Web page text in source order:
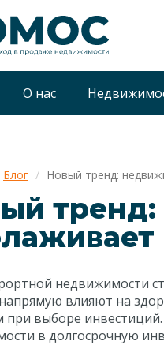
О нас
Блог Новый тренд:
тренд:
недвижимости
влияют на
при выборе
в долгосрочную